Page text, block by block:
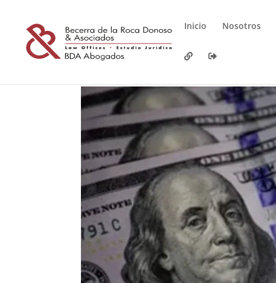
Inicio Nosotros